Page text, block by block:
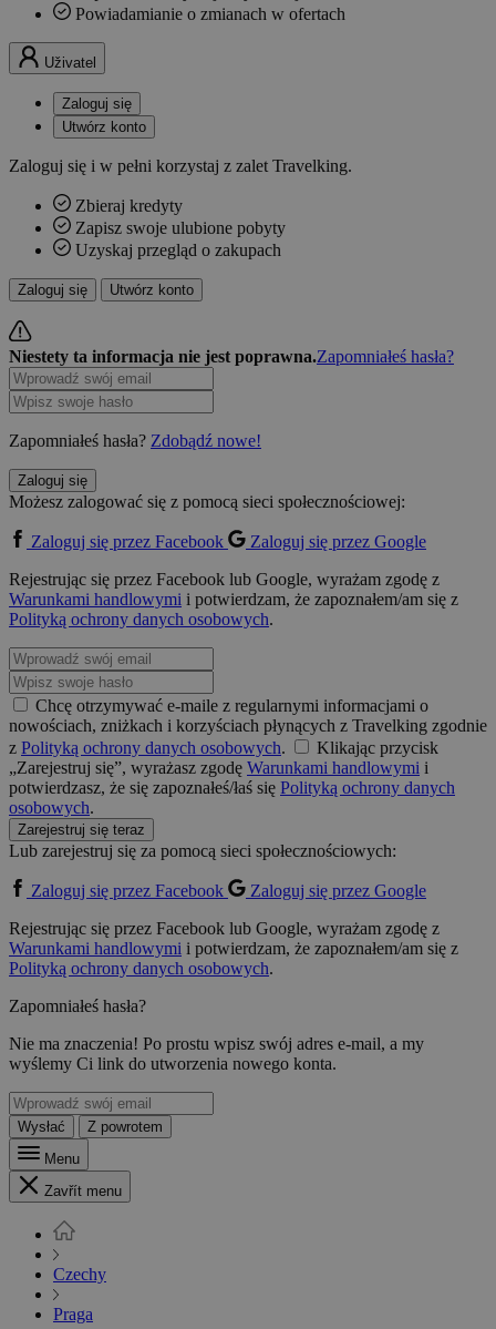
Powiadamianie o zmianach w ofertach
Uživatel
Zaloguj się
Utwórz konto
Zaloguj się i w pełni korzystaj z zalet Travelking.
Zbieraj kredyty
Zapisz swoje ulubione pobyty
Uzyskaj przegląd o zakupach
Zaloguj się Utwórz konto
Niestety ta informacja nie jest poprawna.Zapomniałeś hasła?
Zapomniałeś hasła? Zdobądź nowe!
Zaloguj się
Możesz zalogować się z pomocą sieci społecznościowej:
Zaloguj się przez Facebook
Zaloguj się przez Google
Rejestrując się przez Facebook lub Google, wyrażam zgodę z
Warunkami handlowymi i potwierdzam, że zapoznałem/am się z
Polityką ochrony danych osobowych.
Chcę otrzymywać e-maile z regularnymi informacjami o
nowościach, zniżkach i korzyściach płynących z Travelking zgodnie
z Polityką ochrony danych osobowych.
Klikając przycisk
„Zarejestruj się”, wyrażasz zgodę Warunkami handlowymi i
potwierdzasz, że się zapoznałeś/łaś się Polityką ochrony danych
osobowych.
Zarejestruj się teraz
Lub zarejestruj się za pomocą sieci społecznościowych:
Zaloguj się przez Facebook
Zaloguj się przez Google
Rejestrując się przez Facebook lub Google, wyrażam zgodę z
Warunkami handlowymi i potwierdzam, że zapoznałem/am się z
Polityką ochrony danych osobowych.
Zapomniałeś hasła?
Nie ma znaczenia! Po prostu wpisz swój adres e-mail, a my
wyślemy Ci link do utworzenia nowego konta.
Wysłać
Z powrotem
Menu
Zavřít menu
Czechy
Praga